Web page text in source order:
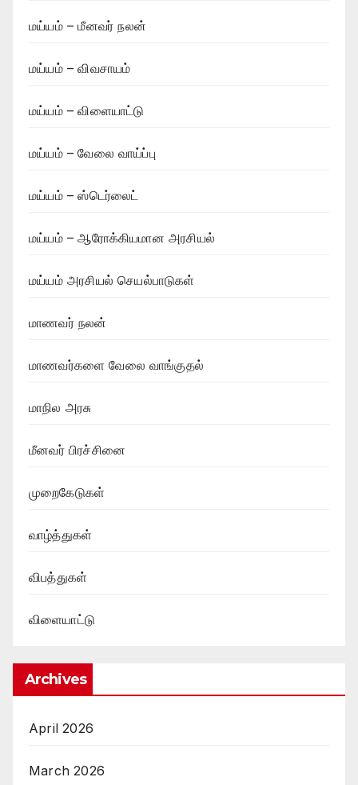
மய்யம் – மீனவர் நலன்
மய்யம் – விவசாயம்
மய்யம் – விளையாட்டு
மய்யம் – வேலை வாய்ப்பு
மய்யம் – ஸ்டெர்லைட்
மய்யம் – ஆரோக்கியமான அரசியல்
மய்யம் அரசியல் செயல்பாடுகள்
மாணவர் நலன்
மாணவர்களை வேலை வாங்குதல்
மாநில அரசு
மீனவர் பிரச்சினை
முறைகேடுகள்
வாழ்த்துகள்
விபத்துகள்
விளையாட்டு
Archives
April 2026
March 2026